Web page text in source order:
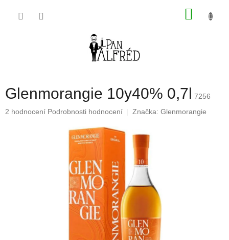
Glenmorangie 10y40% 0,7l
7256
Průměrné
2 hodnocení Podrobnosti hodnocení Značka: Glenmorangie